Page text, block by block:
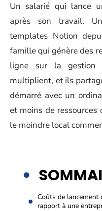
Un salarié qui lance
après son travail.
templates Notion
famille qui génère des
ligne sur la gestion
multiplient, et ils
démarré avec un
et moins de ressources
le moindre local
Coûts de lancement
rapport à une